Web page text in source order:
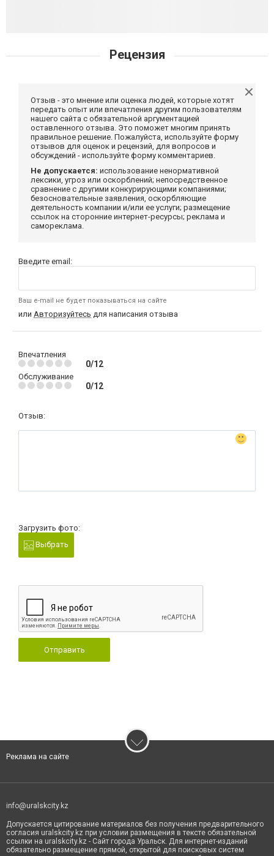
Рецензия
Отзыв - это мнение или оценка людей, которые хотят
передать опыт или впечатления другим пользователям
нашего сайта с обязательной аргументацией
оставленного отзыва. Это поможет многим принять
правильное решение. Пожалуйста, используйте форму
отзывов для оценок и рецензий, для вопросов и
обсуждений - используйте форму комментариев.
Не допускается: использование ненормативной
лексики, угроз или оскорблений; непосредственное
сравнение с другими конкурирующими компаниями;
безосновательные заявления, оскорбляющие
деятельность компании и/или ее услуги; размещение
ссылок на сторонние интернет-ресурсы; реклама и
самореклама.
Введите email:
Ваш e-mail не будет показываться на сайте
или Авторизуйтесь для написания отзыва
Впечатления
0/12
Обслуживание
0/12
Отзыв:
Загрузить фото:
Выбрать
Отправить
Реклама на сайте
info@uralskcity.kz
Допускается цитирование материалов без получения предварительного
согласия uralskcity.kz при условии размещения в тексте обязательной
ссылки на uralskcity.kz - Сайт города Уральск. Для интернет-изданий
обязательно размещение прямой, открытой для поисковых систем